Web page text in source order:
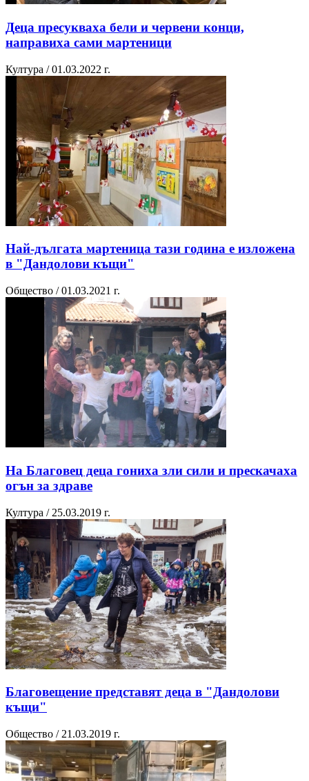
Деца пресукваха бели и червени конци,
направиха сами мартеници
Култура / 01.03.2022 г.
Най-дългата мартеница тази година е изложена
в "Дандолови къщи"
Общество / 01.03.2021 г.
На Благовец деца гониха зли сили и прескачаха
огън за здраве
Култура / 25.03.2019 г.
Благовещение представят деца в "Дандолови
къщи"
Общество / 21.03.2019 г.